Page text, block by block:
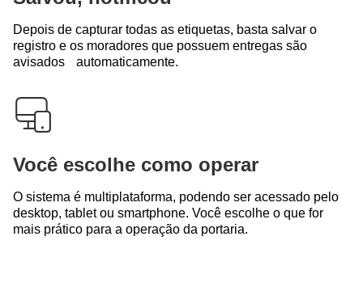
Depois de capturar todas as etiquetas, basta salvar o
registro e os moradores que possuem entregas são
avisados automaticamente.
Você escolhe como operar
O sistema é multiplataforma, podendo ser acessado pelo
desktop, tablet ou smartphone. Você escolhe o que for
mais prático para a operação da portaria.